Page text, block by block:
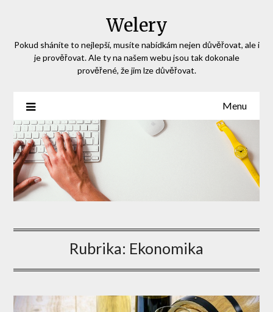
Welery
Pokud sháníte to nejlepší, musíte nabídkám nejen důvěřovat, ale i
je prověřovat. Ale ty na našem webu jsou tak dokonale
prověřené, že jim lze důvěřovat.
Menu
Rubrika: Ekonomika